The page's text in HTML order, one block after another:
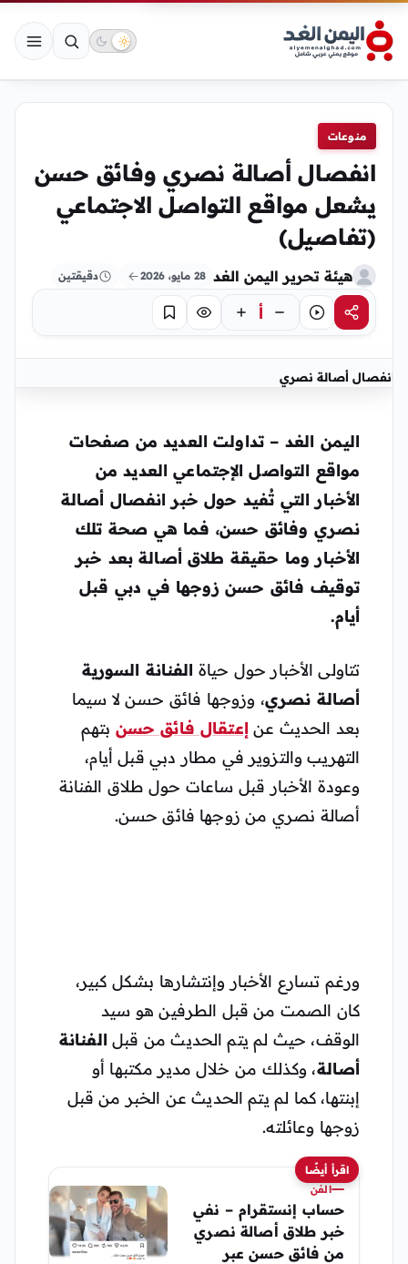
منوعات
انفصال أصالة نصري وفائق حسن
يشعل مواقع التواصل الاجتماعي
(تفاصيل)
هيئة تحرير اليمن الغد 28 مايو، 2026 دقيقتين
مشاركةاستماع أ تركيز حفظ
انفصال أصالة نصري
اليمن الغد – تداولت العديد من صفحات
مواقع التواصل الإجتماعي العديد من
الأخبار التي تُفيد حول خبر انفصال أصالة
نصري وفائق حسن، فما هي صحة تلك
الأخبار وما حقيقة طلاق أصالة بعد خبر
توقيف فائق حسن زوجها في دبي قبل
أيام.
تتاولى الأخبار حول حياة الفنانة السورية
أصالة نصري، وزوجها فائق حسن لا سيما
بعد الحديث عن إعتقال فائق حسن بتهم
التهريب والتزوير في مطار دبي قبل أيام،
وعودة الأخبار قبل ساعات حول طلاق الفنانة
أصالة نصري من زوجها فائق حسن.
ورغم تسارع الأخبار وإنتشارها بشكل كبير،
كان الصمت من قبل الطرفين هو سيد
الوقف، حيث لم يتم الحديث من قبل الفنانة
أصالة، وكذلك من خلال مدير مكتبها أو
إبنتها، كما لم يتم الحديث عن الخبر من قبل
زوجها وعائلته.
اقرأ أيضًا
الفن
حساب إنستقرام – نفي
خبر طلاق أصالة نصري
من فائق حسن عبر